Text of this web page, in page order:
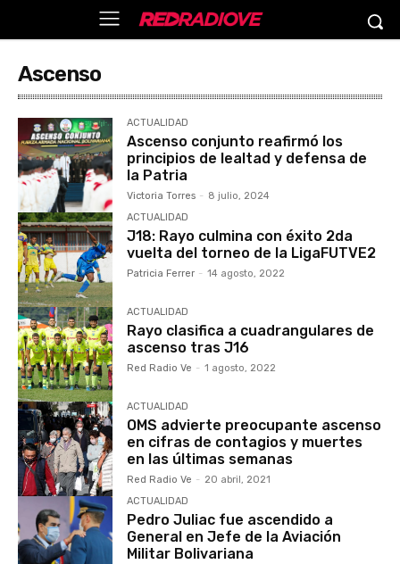
Ascenso
ACTUALIDAD
Ascenso conjunto reafirmó los
principios de lealtad y defensa de
la Patria
Victoria Torres - 8 julio, 2024
ACTUALIDAD
J18: Rayo culmina con éxito 2da
vuelta del torneo de la LigaFUTVE2
Patricia Ferrer - 14 agosto, 2022
ACTUALIDAD
Rayo clasifica a cuadrangulares de
ascenso tras J16
Red Radio Ve - 1 agosto, 2022
ACTUALIDAD
OMS advierte preocupante ascenso
en cifras de contagios y muertes
en las últimas semanas
Red Radio Ve - 20 abril, 2021
ACTUALIDAD
Pedro Juliac fue ascendido a
General en Jefe de la Aviación
Militar Bolivariana